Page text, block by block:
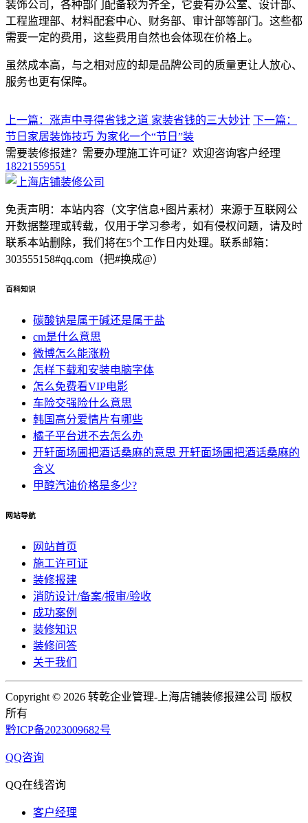
装饰公司，各种部门配备较为齐全，它要有办公室、设计部、
工程监理部、材料配套中心、财务部、审计部等部门。这些都
需要一定的费用，这些费用自然也会体现在价格上。
虽然成本高，与之相对应的却是品牌公司的质量更让人放心、
服务也更有保障。
上一篇：涨声中寻得省钱之道 家装省钱的三大妙计 下一篇：
节日家居装饰技巧 为家化一个“节日”装
需要装修报建？需要办理施工许可证？欢迎咨询客户经理
18221559551
免责声明：本站内容（文字信息+图片素材）来源于互联网公
开数据整理或转载，仅用于学习参考，如有侵权问题，请及时
联系本站删除，我们将在5个工作日内处理。联系邮箱：
303555158#qq.com（把#换成@）
百科知识
碳酸钠是属于碱还是属于盐
cm是什么意思
微博怎么能涨粉
怎样下载和安装电脑字体
怎么免费看VIP电影
车险交强险什么意思
韩国高分爱情片有哪些
橘子平台进不去怎么办
开轩面场圃把酒话桑麻的意思 开轩面场圃把酒话桑麻的
含义
甲醇汽油价格是多少?
网站导航
网站首页
施工许可证
装修报建
消防设计/备案/报审/验收
成功案例
装修知识
装修问答
关于我们
Copyright © 2026 转乾企业管理-上海店铺装修报建公司 版权
所有
黔ICP备2023009682号
QQ咨询
QQ在线咨询
客户经理